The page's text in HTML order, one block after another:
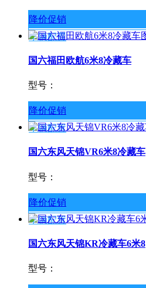
降价促销
车辆配置
国六福田欧航6米8冷藏车
型号：
降价促销
车辆配置
国六东风天锦VR6米8冷藏车
型号：
降价促销
车辆配置
国六东风天锦KR冷藏车6米8
型号：